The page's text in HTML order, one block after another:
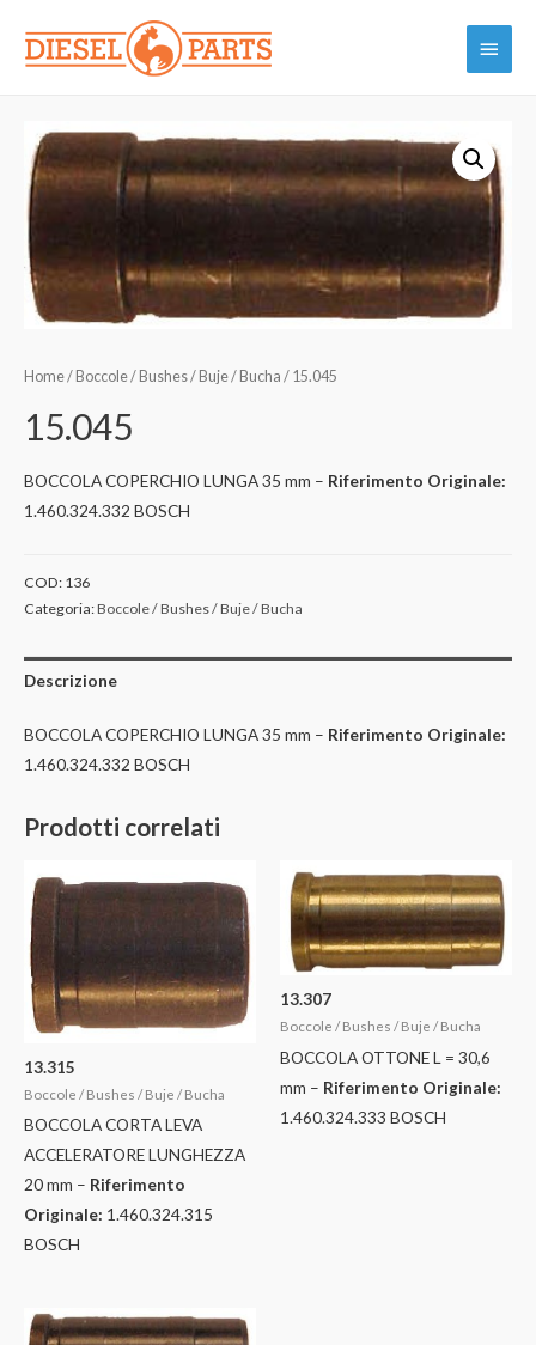
contenuto
Menu
Home/ Boccole / Bushes / Buje / Bucha / 15.045
15.045
BOCCOLA COPERCHIO LUNGA 35 mm – Riferimento Originale:
1.460.324.332 BOSCH
COD: 136
Categoria:Boccole / Bushes / Buje / Bucha
Descrizione
BOCCOLA COPERCHIO LUNGA 35 mm – Riferimento Originale:
1.460.324.332 BOSCH
Prodotti correlati
13.315
Boccole / Bushes / Buje / Bucha
BOCCOLA CORTA LEVA
ACCELERATORE LUNGHEZZA
20 mm – Riferimento
Originale: 1.460.324.315
BOSCH
13.307
Boccole / Bushes / Buje / Bucha
BOCCOLA OTTONE L = 30,6
mm – Riferimento Originale:
1.460.324.333 BOSCH